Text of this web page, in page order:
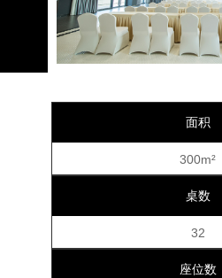
面积
300m²
桌数
32
座位数